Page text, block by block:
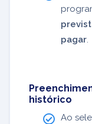
pagar.
histórico
Ao